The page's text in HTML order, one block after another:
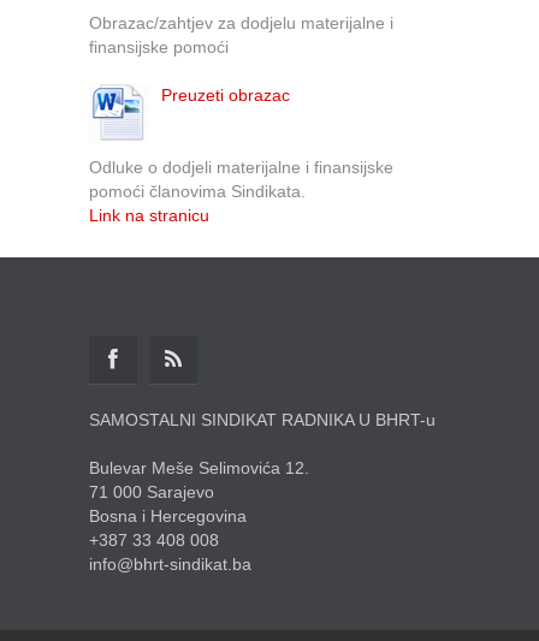
Obrazac/zahtjev za dodjelu materijalne i
finansijske pomoći
Preuzeti obrazac
Odluke o dodjeli materijalne i finansijske
pomoći članovima Sindikata.
Link na stranicu
SAMOSTALNI SINDIKAT RADNIKA U BHRT-u
Bulevar Meše Selimovića 12.
71 000 Sarajevo
Bosna i Hercegovina
+387 33 408 008
info@bhrt-sindikat.ba